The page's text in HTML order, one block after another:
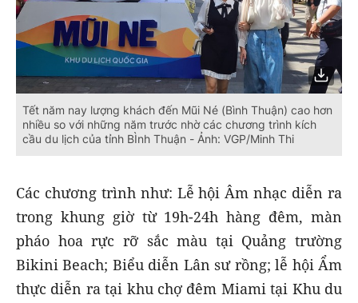
Tết năm nay lượng khách đến Mũi Né (Bình Thuận) cao hơn
nhiều so với những năm trước nhờ các chương trình kích
cầu du lịch của tỉnh BÌnh Thuận - Ảnh: VGP/Minh Thi
Các chương trình như: Lễ hội Âm nhạc diễn ra
trong khung giờ từ 19h-24h hàng đêm, màn
pháo hoa rực rỡ sắc màu tại Quảng trường
Bikini Beach; Biểu diễn Lân sư rồng; lễ hội Ẩm
thực diễn ra tại khu chợ đêm Miami tại Khu du